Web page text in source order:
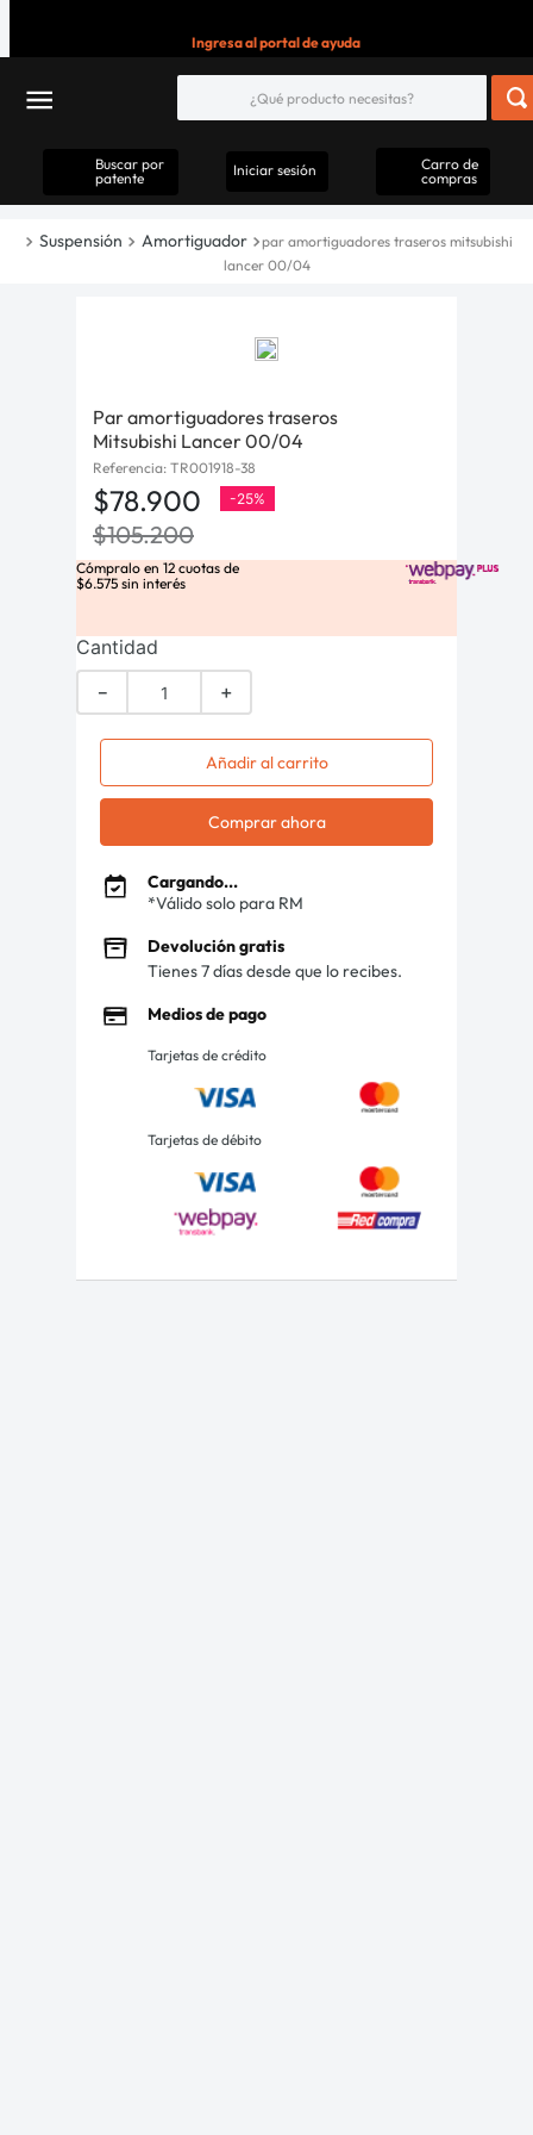
Ingresa al portal de ayuda
Buscar por
patente
Iniciar sesión
Carro de
compras
Suspensión Amortiguador
par amortiguadores traseros mitsubishi
lancer 00/04
Par amortiguadores traseros
Mitsubishi Lancer 00/04
Referencia: TR001918-38
$78.900 -25%
$105.200
Cómpralo en 12 cuotas de
$6.575 sin interés
Cantidad
＋
－
Añadir al carrito
Comprar ahora
Cargando...
*Válido solo para RM
Devolución gratis
Tienes 7 días desde que lo recibes.
Medios de pago
Tarjetas de crédito
Tarjetas de débito